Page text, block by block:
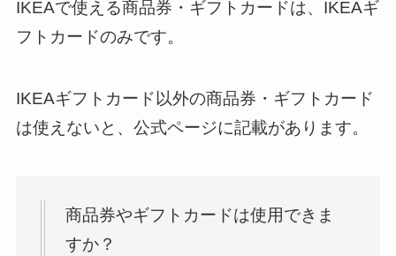
IKEAで使える商品券・ギフトカードは、IKEAギ
フトカードのみです。
IKEAギフトカード以外の商品券・ギフトカード
は使えないと、公式ページに記載があります。
商品券やギフトカードは使用できま
すか？